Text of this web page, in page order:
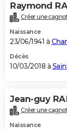
Raymond
Créer une
Naissance
23/06/1941 à
Décès
10/03/2018 à
Jean-guy
Créer une
Naissance